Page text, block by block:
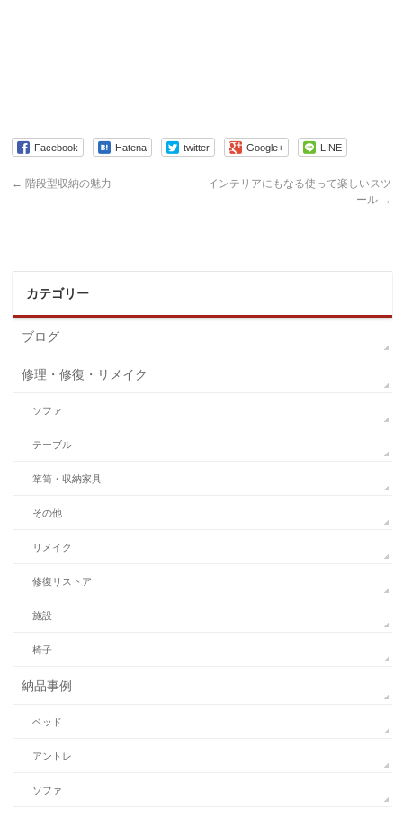
Facebook Hatena twitter Google+ LINE
← 階段型収納の魅力
インテリアにもなる使って楽しいスツ
ール →
カテゴリー
ブログ
修理・修復・リメイク
ソファ
テーブル
箪笥・収納家具
その他
リメイク
修復リストア
施設
椅子
納品事例
ベッド
アントレ
ソファ